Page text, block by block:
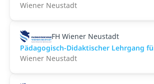
Wiener Neustadt
FH Wiener Neustadt
Pädagogisch-Didaktischer Lehrgang
Wiener Neustadt